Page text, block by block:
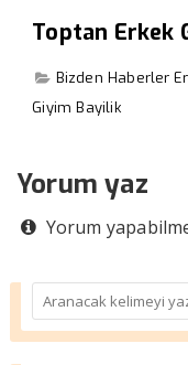
Toptan Erkek
Bizden Haberler
Giyim Bayilik
Yorum yaz
Yorum